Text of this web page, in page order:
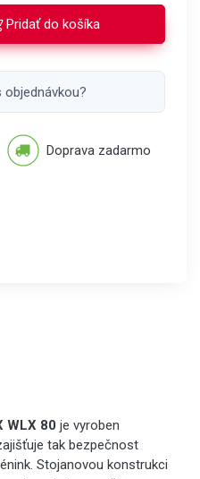
Pridať do košíka
Doprava zadarmo
WLX 80 je vyroben
tak bezpečnost
Stojanovou konstrukci